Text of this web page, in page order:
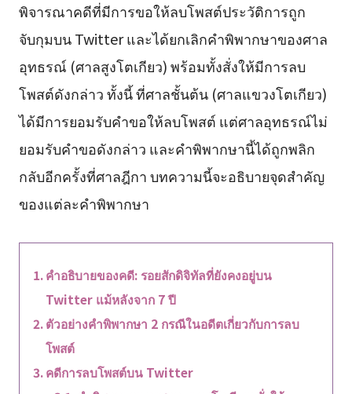
พิจารณาคดีที่มีการขอให้ลบโพสต์ประวัติการถูก
จับกุมบน Twitter และได้ยกเลิกคำพิพากษาของศาล
อุทธรณ์ (ศาลสูงโตเกียว) พร้อมทั้งสั่งให้มีการลบ
โพสต์ดังกล่าว ทั้งนี้ ที่ศาลชั้นต้น (ศาลแขวงโตเกียว)
ได้มีการยอมรับคำขอให้ลบโพสต์ แต่ศาลอุทธรณ์ไม่
ยอมรับคำขอดังกล่าว และคำพิพากษานี้ได้ถูกพลิก
กลับอีกครั้งที่ศาลฎีกา บทความนี้จะอธิบายจุดสำคัญ
ของแต่ละคำพิพากษา
คำอธิบายของคดี: รอยสักดิจิทัลที่ยังคงอยู่บน
Twitter แม้หลังจาก 7 ปี
ตัวอย่างคำพิพากษา 2 กรณีในอดีตเกี่ยวกับการลบ
โพสต์
คดีการลบโพสต์บน Twitter